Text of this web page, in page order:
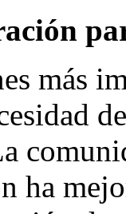
más
ha